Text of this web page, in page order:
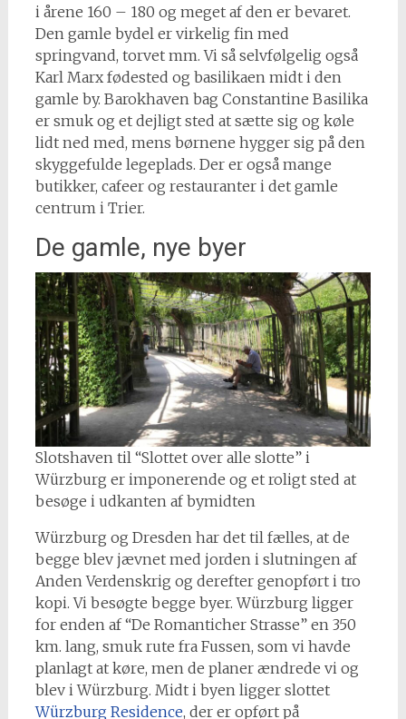
i årene 160 – 180 og meget af den er bevaret.
Den gamle bydel er virkelig fin med
springvand, torvet mm. Vi så selvfølgelig også
Karl Marx fødested og basilikaen midt i den
gamle by. Barokhaven bag Constantine Basilika
er smuk og et dejligt sted at sætte sig og køle
lidt ned med, mens børnene hygger sig på den
skyggefulde legeplads. Der er også mange
butikker, cafeer og restauranter i det gamle
centrum i Trier.
De gamle, nye byer
Slotshaven til “Slottet over alle slotte” i
Würzburg er imponerende og et roligt sted at
besøge i udkanten af bymidten
Würzburg og Dresden har det til fælles, at de
begge blev jævnet med jorden i slutningen af
Anden Verdenskrig og derefter genopført i tro
kopi. Vi besøgte begge byer. Würzburg ligger
for enden af “De Romanticher Strasse” en 350
km. lang, smuk rute fra Fussen, som vi havde
planlagt at køre, men de planer ændrede vi og
blev i Würzburg. Midt i byen ligger slottet
Würzburg Residence, der er opført på